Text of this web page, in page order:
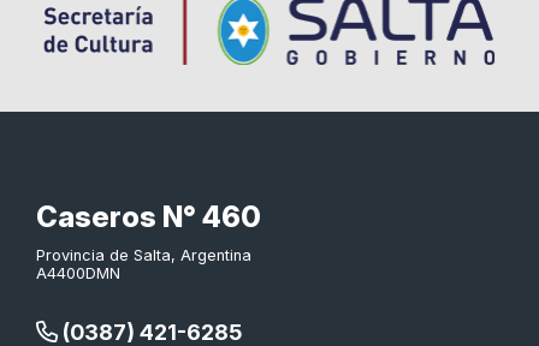
Caseros N° 460
Provincia de Salta, Argentina
A4400DMN
(0387) 421-6285